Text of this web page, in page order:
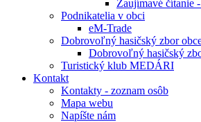
Zaujímavé čítanie
Podnikatelia v obci
eM-Trade
Dobrovoľný hasičský zbor
Dobrovoľný hasičský
Turistický klub MEDÁRI
Kontakt
Kontakty - zoznam osôb
Mapa webu
Napíšte nám